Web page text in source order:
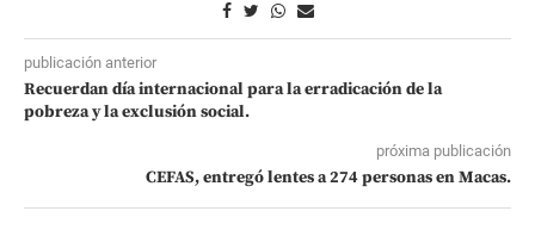
publicación anterior
Recuerdan día internacional para la erradicación de la
pobreza y la exclusión social.
próxima publicación
CEFAS, entregó lentes a 274 personas en Macas.